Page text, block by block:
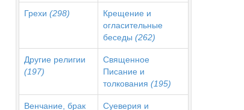
Грехи (298)
Крещение и
огласительные
беседы (262)
Другие религии
(197)
Священное
Писание и
толкования (195)
Венчание, брак
Суеверия и